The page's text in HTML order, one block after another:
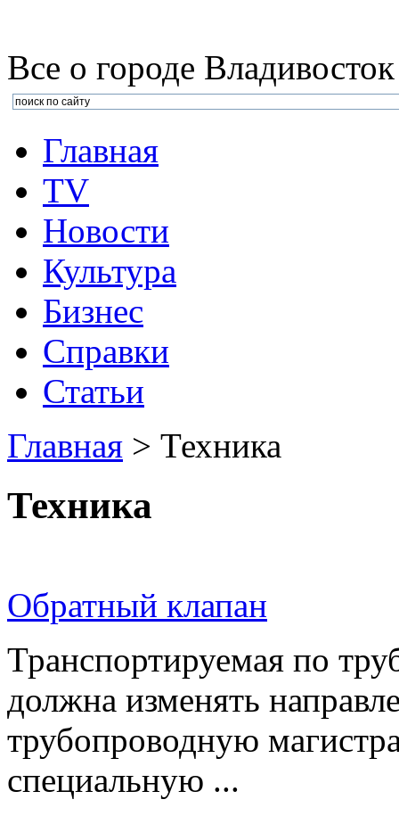
Все о городе Владивосток
Главная
TV
Новости
Культура
Бизнеc
Справки
Статьи
Главная > Техника
Техника
Обратный клапан
Транспортируемая по
должна изменять
трубопроводную
специальную ...